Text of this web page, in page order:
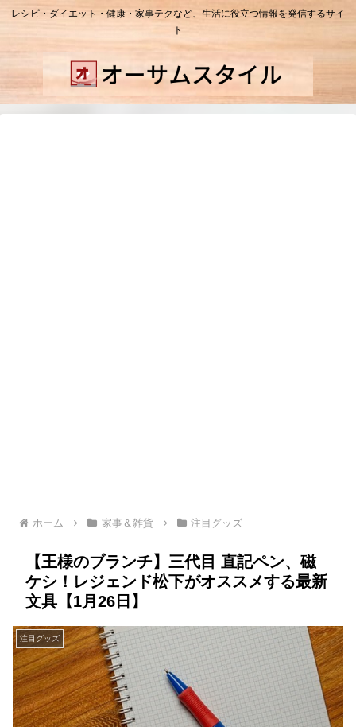
レシピ・ダイエット・健康・家事テクなど、生活に役立つ情報を発信するサイ
ト
ホーム 家事＆雑貨 注目グッズ
【王様のブランチ】三代目 直記ペン、磁
ケシ！レジェンド松下がオススメする最新
文具【1月26日】
注目グッズ